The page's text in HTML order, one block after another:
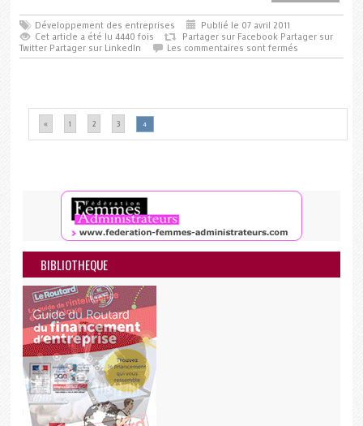
Développement des entreprises
Publié le 07 avril 2011
Cet article a été lu 4440 fois
Partager sur Facebook Partager sur
Twitter Partager sur LinkedIn Les commentaires sont fermés
« 1 2 3 4
BIBLIOTHEQUE